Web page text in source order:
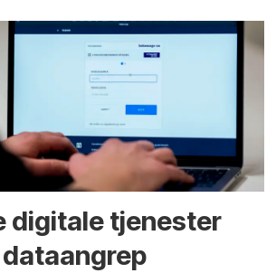
digitale tjenester